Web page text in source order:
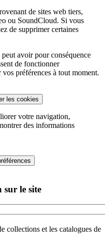
de sites web tiers,
ou SoundCloud. Si vous
de supprimer certaines
avoir pour conséquence
de fonctionner
préférences à tout moment.
les cookies
votre navigation,
des informations
sur le site
collections et les catalogues de